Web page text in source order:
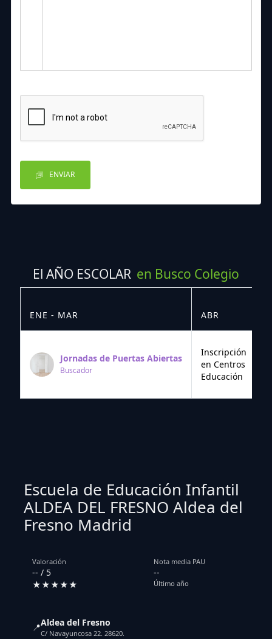
ENVIAR
El AÑO ESCOLAR en Busco Colegio
ENE - MAR ABR
Jornadas de Puertas Abiertas
Buscador
Inscripción
en Centros
Educación
Escuela de Educación Infantil
ALDEA DEL FRESNO Aldea del
Fresno Madrid
Valoración
-- / 5
★★★★★
Nota media PAU
--
Último año
📍Aldea del Fresno
C/ Navayuncosa 22. 28620.